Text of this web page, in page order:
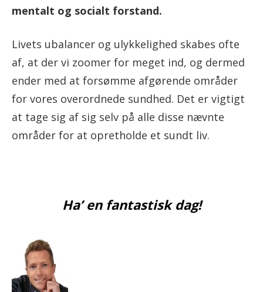
mentalt og socialt forstand.
Livets ubalancer og ulykkelighed skabes ofte
af, at der vi zoomer for meget ind, og dermed
ender med at forsømme afgørende områder
for vores overordnede sundhed. Det er vigtigt
at tage sig af sig selv på alle disse nævnte
områder for at opretholde et sundt liv.
Ha’ en fantastisk dag!